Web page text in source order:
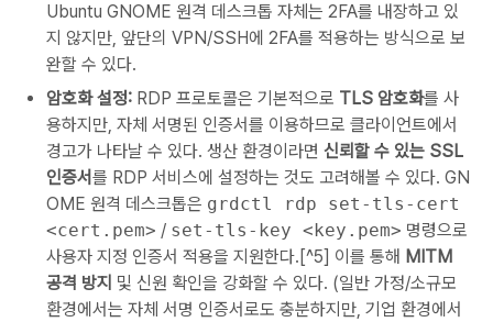
Ubuntu GNOME 원격 데스크톱 자체는 2FA를 내장하고 있
지 않지만, 앞단의 VPN/SSH에 2FA를 적용하는 방식으로 보
완할 수 있다.
암호화 설정: RDP 프로토콜은 기본적으로 TLS 암호화를 사
용하지만, 자체 서명된 인증서를 이용하므로 클라이언트에서
경고가 나타날 수 있다. 생산 환경이라면 신뢰할 수 있는 SSL
인증서를 RDP 서비스에 설정하는 것도 고려해볼 수 있다. GN
OME 원격 데스크톱은 grdctl rdp set-tls-cert
<cert.pem> / set-tls-key <key.pem> 명령으로
사용자 지정 인증서 적용을 지원한다.[^5] 이를 통해 MITM
공격 방지 및 신원 확인을 강화할 수 있다. (일반 가정/소규모
환경에서는 자체 서명 인증서로도 충분하지만, 기업 환경에서